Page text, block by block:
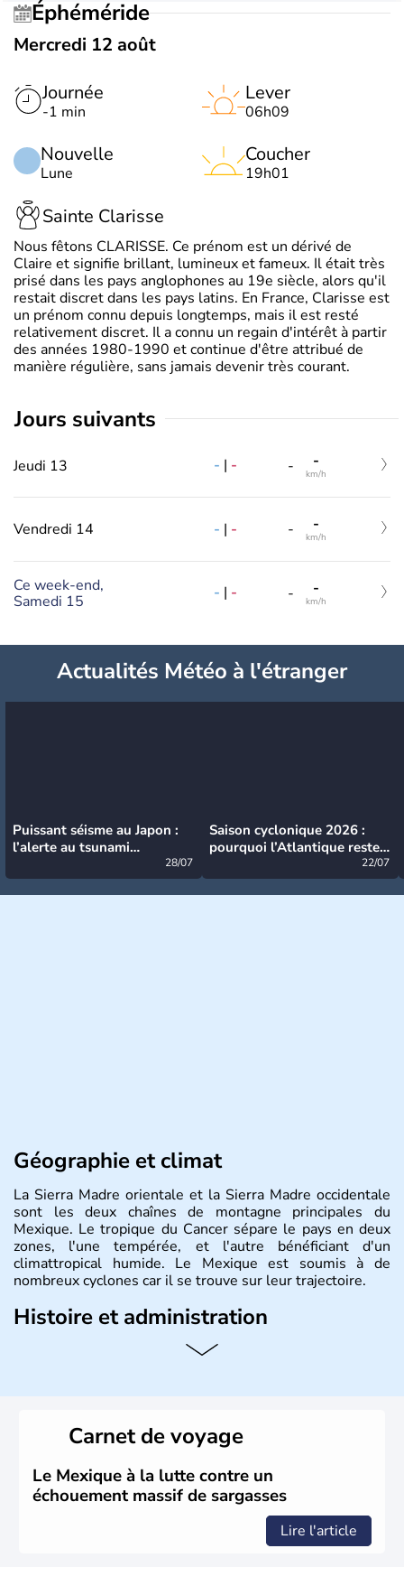
Éphéméride
Mercredi 12 août
Journée
-1 min
Nouvelle
Lune
Lever
06h09
Coucher
19h01
Sainte Clarisse
Nous fêtons CLARISSE. Ce prénom est un dérivé de
Claire et signifie brillant, lumineux et fameux. Il était très
prisé dans les pays anglophones au 19e siècle, alors qu'il
restait discret dans les pays latins. En France, Clarisse est
un prénom connu depuis longtemps, mais il est resté
relativement discret. Il a connu un regain d'intérêt à partir
des années 1980-1990 et continue d'être attribué de
manière régulière, sans jamais devenir très courant.
jours suivants
Jeudi 13 - | - - -
km/h
Vendredi 14 - | - - -
km/h
Ce week-end,
Samedi 15
- | - - -
km/h
Actualités Météo à l'étranger
Puissant séisme au Japon :
l’alerte au tsunami
28/07
Saison cyclonique 2026 :
pourquoi l’Atlantique reste
22/07
Géographie et climat
La Sierra Madre orientale et la Sierra Madre occidentale
sont les deux chaînes de montagne principales du
Mexique. Le tropique du Cancer sépare le pays en deux
zones, l'une tempérée, et l'autre bénéficiant d'un
climattropical humide. Le Mexique est soumis à de
nombreux cyclones car il se trouve sur leur trajectoire.
Histoire et administration
Bordé au Sud par le Guatemala et le Belize, le Mexique
Carnet de voyage
Le Mexique à la lutte contre un
échouement massif de sargasses
Lire l'article